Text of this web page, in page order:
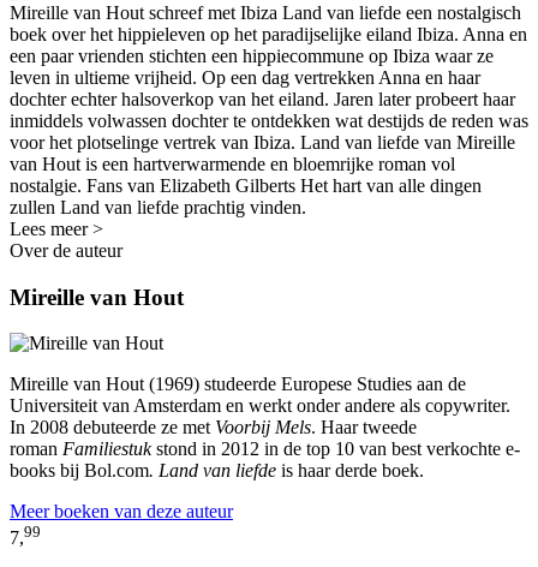
Mireille van Hout schreef met Ibiza Land van liefde een nostalgisch
boek over het hippieleven op het paradijselijke eiland Ibiza. Anna en
een paar vrienden stichten een hippiecommune op Ibiza waar ze
leven in ultieme vrijheid. Op een dag vertrekken Anna en haar
dochter echter halsoverkop van het eiland. Jaren later probeert haar
inmiddels volwassen dochter te ontdekken wat destijds de reden was
voor het plotselinge vertrek van Ibiza. Land van liefde van Mireille
van Hout is een hartverwarmende en bloemrijke roman vol
nostalgie. Fans van Elizabeth Gilberts Het hart van alle dingen
zullen Land van liefde prachtig vinden.
Lees meer >
Over de auteur
Mireille van Hout
Mireille van Hout (1969) studeerde Europese Studies aan de
Universiteit van Amsterdam en werkt onder andere als copywriter.
In 2008 debuteerde ze met Voorbij Mels. Haar tweede
roman Familiestukstond in 2012 in de top 10 van best verkochte e-
books bij Bol.com. Land van liefde is haar derde boek.
Meer boeken van deze auteur
7,99